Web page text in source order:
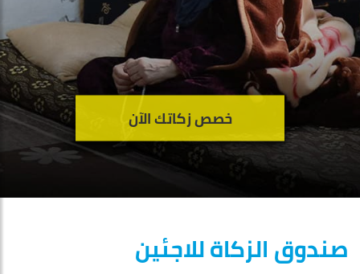
خصص زكاتك الآن
صندوق الزكاة للاجئين